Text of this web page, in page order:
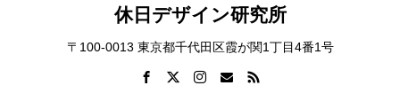
休日デザイン研究所
〒100-0013 東京都千代田区霞が関1丁目4番1号